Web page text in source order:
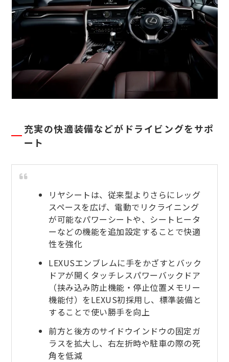
充実の快適装備などがドライビングをサポ
ート
リヤシートは、従来型よりさらにレッグ
スペースを広げ、電動でリクライニング
が可能なパワーシートや、シートヒータ
ーなどの機能を追加設定することで快適
性を強化
LEXUSエンブレムに手をかざすとバック
ドアが開くタッチレスパワーバックドア
（挟み込み防止機能・停止位置メモリー
機能付）をLEXUS初採用し、標準装備と
することで使い勝手を向上
前方と後方のサイドウインドウの固定ガ
ラスを拡大し、右左折時や駐車の際の死
角を低減